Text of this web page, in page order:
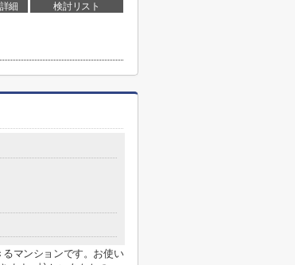
詳細 検討リスト
マンションです。お使い